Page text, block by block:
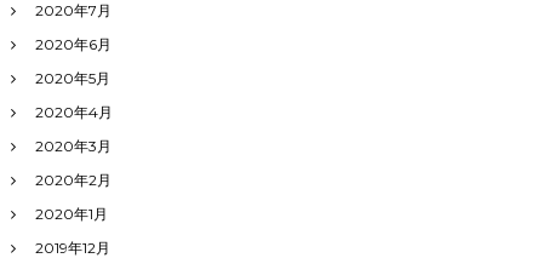
2020年7月
2020年6月
2020年5月
2020年4月
2020年3月
2020年2月
2020年1月
2019年12月